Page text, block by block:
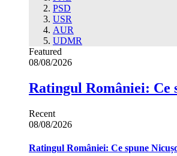
PSD
USR
AUR
UDMR
Featured
08/08/2026
Ratingul României: Ce
Recent
08/08/2026
Ratingul României: Ce spune